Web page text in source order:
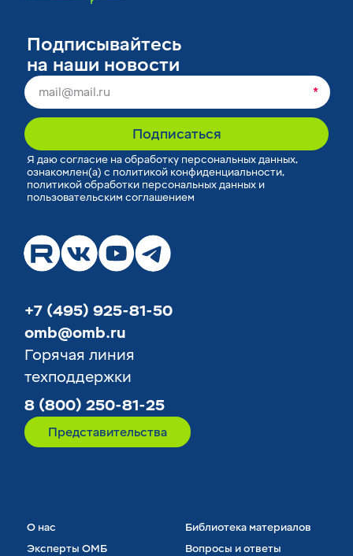
Подписывайтесь
на наши новости
*
Подписаться
Я даю согласие на обработку персональных данных,
ознакомлен(а) с политикой конфиденциальности,
политикой обработки персональных данных и
пользовательским соглашением
+7 (495) 925-81-50
omb@omb.ru
Горячая линия
техподдержки
8 (800) 250-81-25
Представительства
О нас
Эксперты ОМБ
Библиотека материалов
Вопросы и ответы